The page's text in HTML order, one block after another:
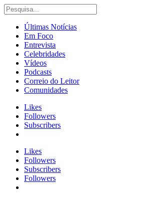
Últimas Notícias
Em Foco
Entrevista
Celebridades
Vídeos
Podcasts
Correio do Leitor
Comunidades
Likes
Followers
Subscribers
Likes
Followers
Subscribers
Followers